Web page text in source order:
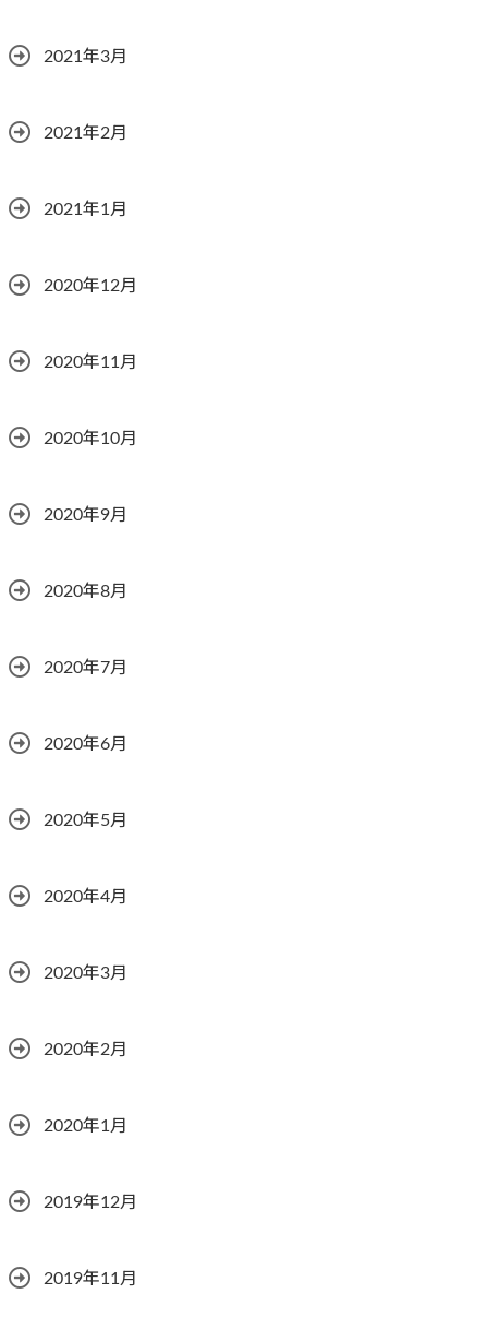
2021年3月
2021年2月
2021年1月
2020年12月
2020年11月
2020年10月
2020年9月
2020年8月
2020年7月
2020年6月
2020年5月
2020年4月
2020年3月
2020年2月
2020年1月
2019年12月
2019年11月